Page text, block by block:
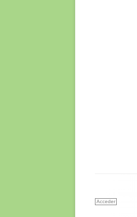
Acceder